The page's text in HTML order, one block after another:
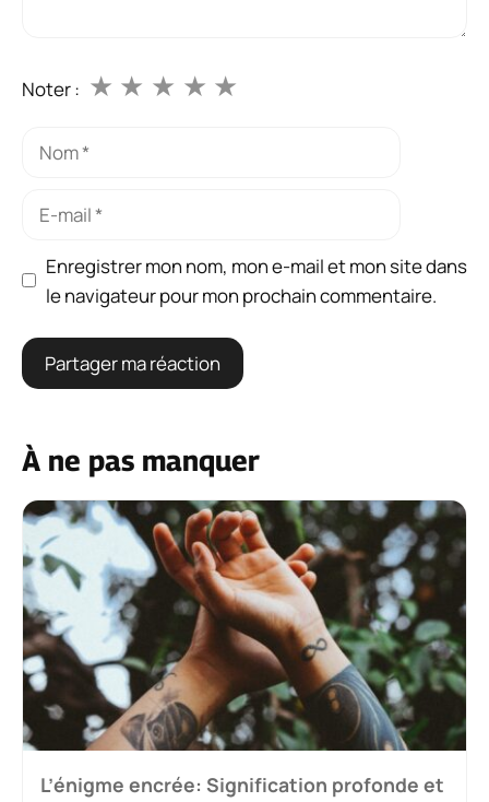
Noter : ★
★
★
★
★
Nom
Enregistrer mon nom, mon e-mail et mon site dans
le navigateur pour mon prochain commentaire.
À ne pas manquer
L’énigme encrée: Signification profonde et